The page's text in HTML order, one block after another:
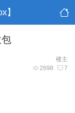
】
楼主
2698 7